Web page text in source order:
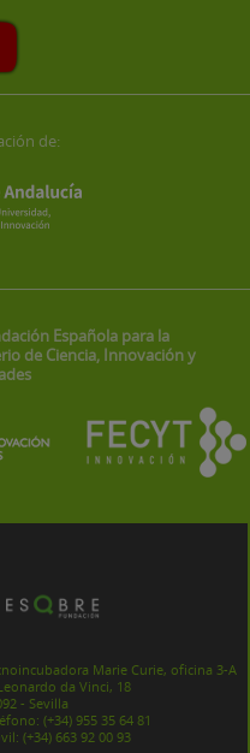
de:
Española para la
de Ciencia, Innovación y
Marie Curie, oficina 3-A
da Vinci, 18
- Sevilla
(+34) 955 35 64 81
(+34) 663 92 00 93